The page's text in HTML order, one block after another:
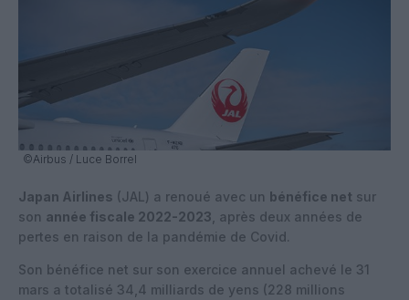
©Airbus / Luce Borrel
Japan Airlines (JAL) a renoué avec un bénéfice net sur
son année fiscale 2022-2023 , après deux années de
pertes en raison de la pandémie de Covid.
Son bénéfice net sur son exercice annuel achevé le 31
mars a totalisé 34,4 milliards de yens (228 millions